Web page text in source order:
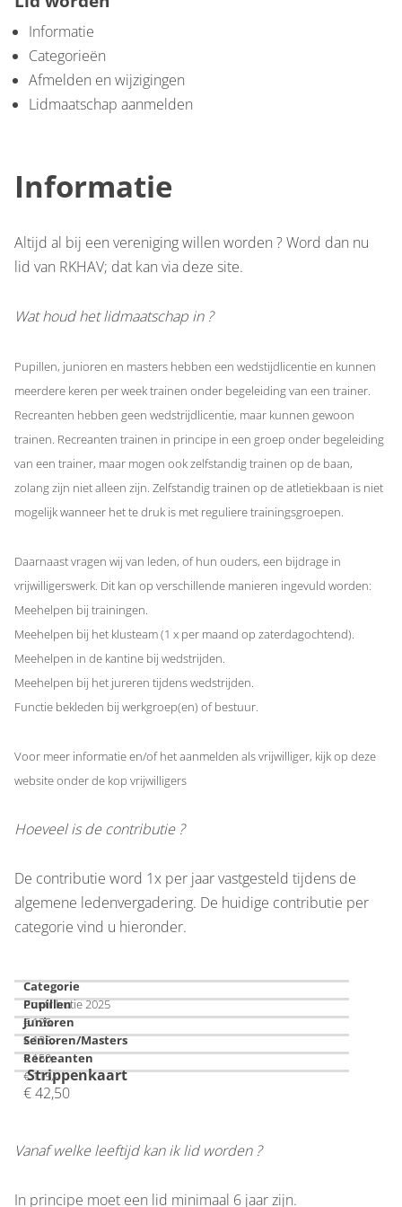
Informatie
Categorieën
Afmelden en wijzigingen
Lidmaatschap aanmelden
Informatie
Altijd al bij een vereniging willen worden ? Word dan nu
lid van RKHAV; dat kan via deze site.
Wat houd het lidmaatschap in ?
Pupillen, junioren en masters hebben een wedstijdlicentie en kunnen
meerdere keren per week trainen onder begeleiding van een trainer.
Recreanten hebben geen wedstrijdlicentie, maar kunnen gewoon
trainen. Recreanten trainen in principe in een groep onder begeleiding
van een trainer, maar mogen ook zelfstandig trainen op de baan,
zolang zijn niet alleen zijn. Zelfstandig trainen op de atletiekbaan is niet
mogelijk wanneer het te druk is met reguliere trainingsgroepen.
Daarnaast vragen wij van leden, of hun ouders, een bijdrage in
vrijwilligerswerk. Dit kan op verschillende manieren ingevuld worden:
Meehelpen bij trainingen.
Meehelpen bij het klusteam (1 x per maand op zaterdagochtend).
Meehelpen in de kantine bij wedstrijden.
Meehelpen bij het jureren tijdens wedstrijden.
Functie bekleden bij werkgroep(en) of bestuur.
Voor meer informatie en/of het aanmelden als vrijwilliger, kijk op deze
website onder de kop vrijwilligers
Hoeveel is de contributie ?
De contributie word 1x per jaar vastgesteld tijdens de
algemene ledenvergadering. De huidige contributie per
categorie vind u hieronder.
Categorie
Contributie 2025
Pupillen
€ 125,-
Junioren
€ 135,-
Senioren/Masters
€ 150,-
Recreanten
€ 115,-
Strippenkaart
€ 42,50
Vanaf welke leeftijd kan ik lid worden ?
In principe moet een lid minimaal 6 jaar zijn.